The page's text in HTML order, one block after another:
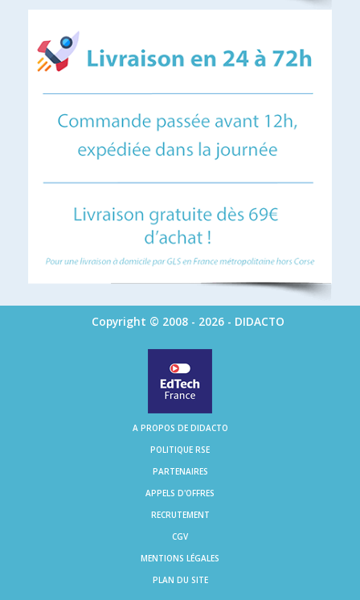
Copyright © 2008 - 2026 - DIDACTO
A PROPOS DE DIDACTO
POLITIQUE RSE
PARTENAIRES
APPELS D'OFFRES
RECRUTEMENT
CGV
MENTIONS LÉGALES
PLAN DU SITE